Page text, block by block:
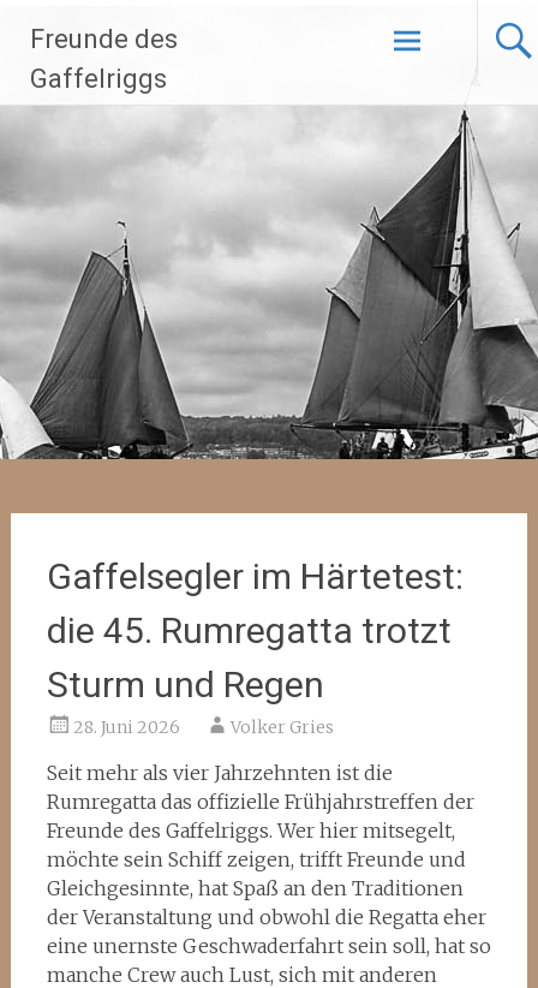
Inhalt
springen
Freunde des
Gaffelriggs
Gaffelsegler im Härtetest:
die 45. Rumregatta trotzt
Sturm und Regen
28. Juni 2026 Volker Gries
Seit mehr als vier Jahrzehnten ist die
Rumregatta das offizielle Frühjahrstreffen der
Freunde des Gaffelriggs. Wer hier mitsegelt,
möchte sein Schiff zeigen, trifft Freunde und
Gleichgesinnte, hat Spaß an den Traditionen
der Veranstaltung und obwohl die Regatta eher
eine unernste Geschwaderfahrt sein soll, hat so
manche Crew auch Lust, sich mit anderen